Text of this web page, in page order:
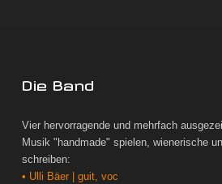
Die Band
Vier hervorragende und mehrfach
Musik "handmade" spielen, wienerische
schreiben:
• Ulli Bäer | guit, voc